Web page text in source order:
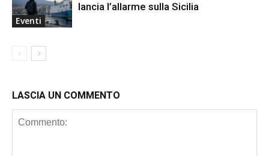
Eventi
lancia l’allarme sulla Sicilia
LASCIA UN COMMENTO